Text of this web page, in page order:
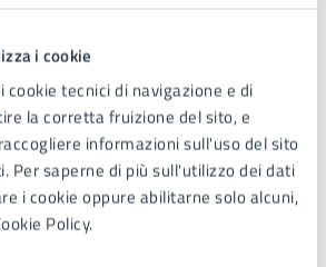
i cookie
tecnici di navigazione e di
la corretta fruizione del sito, e
informazioni sull'uso del sito
Per saperne di più sull'utilizzo dei dati
i cookie oppure abilitarne solo alcuni,
Policy.
di merito